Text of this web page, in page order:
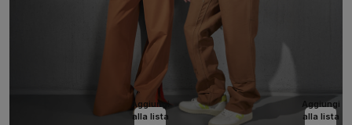
Aggiungi
alla lista
Aggiungi
alla lista